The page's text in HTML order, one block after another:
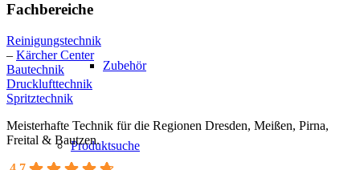
Zubehör
Produktsuche
Fachbereiche
Reinigungstechnik
– Kärcher Center
Bautechnik
Drucklufttechnik
Spritztechnik
Meisterhafte Technik für die Regionen Dresden, Meißen, Pirna,
Freital & Bautzen.